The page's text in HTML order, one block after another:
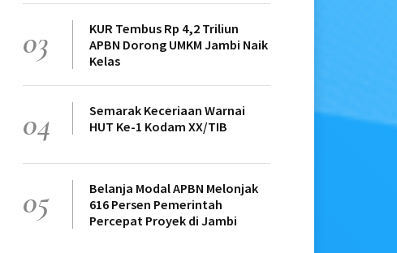
03
KUR Tembus Rp 4,2 Triliun
APBN Dorong UMKM Jambi Naik
Kelas
04
Semarak Keceriaan Warnai
HUT Ke-1 Kodam XX/TIB
05
Belanja Modal APBN Melonjak
616 Persen Pemerintah
Percepat Proyek di Jambi